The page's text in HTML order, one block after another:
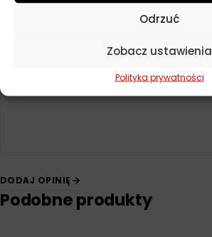
Odrzuć
Zobacz ustawienia
Polityka prywatności
Twoja ocena*
DODAJ OPINIĘ
Podobne produkty